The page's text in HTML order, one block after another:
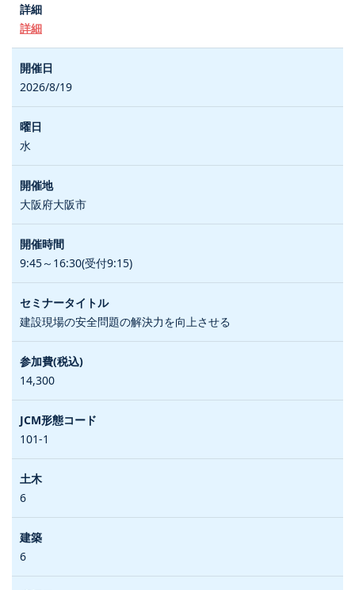
詳細
2026/8/19
水
大阪府大阪市
9:45～16:30(受付9:15)
建設現場の安全問題の解決力を向上させる
14,300
101-1
6
6